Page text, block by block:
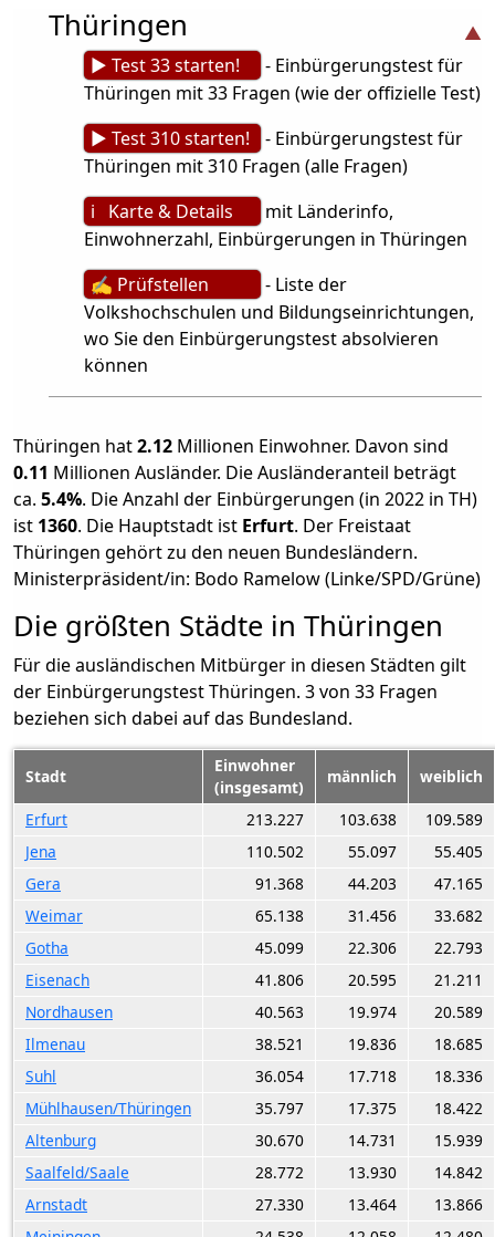
Thüringen
► Test 33 starten!
- Einbürgerungstest für
Thüringen mit 33 Fragen (wie der offizielle Test)
► Test 310 starten!
- Einbürgerungstest für
Thüringen mit 310 Fragen (alle Fragen)
ℹ Karte & Details
mit Länderinfo,
Einwohnerzahl, Einbürgerungen in Thüringen
✍ Prüfstellen
- Liste der
Volkshochschulen und Bildungseinrichtungen,
wo Sie den Einbürgerungstest absolvieren
können
Thüringen hat2.12 Millionen Einwohner. Davon sind
0.11 Millionen Ausländer. Die Ausländeranteil beträgt
ca. 5.4%. Die Anzahl der Einbürgerungen (in 2022 in TH)
ist 1360. Die Hauptstadt ist Erfurt. Der Freistaat
Thüringen gehört zu den neuen Bundesländern.
Ministerpräsident/in: Bodo Ramelow (Linke/SPD/Grüne)
Die größten Städte in Thüringen
Für die ausländischen Mitbürger in diesen Städten gilt
der Einbürgerungstest Thüringen. 3 von 33 Fragen
beziehen sich dabei auf das Bundesland.
Stadt
Einwohner
(insgesamt)
männlich weiblich
Erfurt 213.227 103.638
109.589
Jena
110.502 55.097
55.405
Gera
91.368 44.203
47.165
Weimar
65.138 31.456
33.682
Gotha
45.099 22.306
22.793
Eisenach
41.806 20.595
21.211
Nordhausen
40.563 19.974
20.589
Ilmenau
38.521 19.836
18.685
Suhl
36.054 17.718
18.336
Mühlhausen/Thüringen
35.797 17.375
18.422
Altenburg
30.670 14.731
15.939
Saalfeld/Saale
28.772 13.930
14.842
Arnstadt
27.330 13.464
13.866